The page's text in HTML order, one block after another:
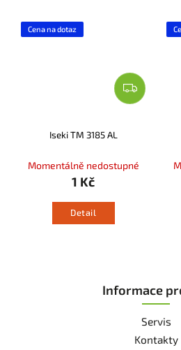
Cena na dotaz
Iseki TM 3185 AL
Momentálně nedostupné
1 Kč
Detail
Informace
Servis
Kontakty